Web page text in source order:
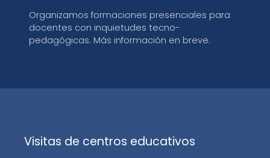
Organizamos formaciones presenciales para
docentes con inquietudes tecno-
pedagógicas. Más información en breve.
Visitas de centros educativos